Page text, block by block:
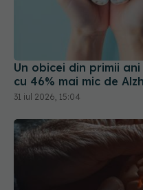
Un obicei din primii
cu 46% mai mic de
31 iul 2026, 15:04